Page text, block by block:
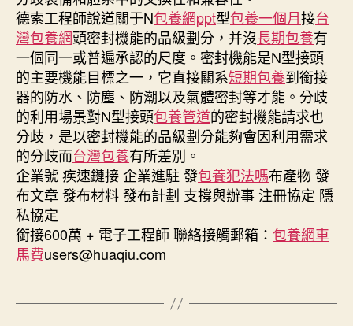
德索工程師說道關于N包養網ppt型包養一個月接台
灣包養網頭密封機能的品級劃分，并沒長期包養有
一個同一或普遍承認的尺度。密封機能是N型接頭
的主要機能目標之一，它直接關系短期包養到銜接
器的防水、防塵、防潮以及氣體密封等才能。分歧
的利用場景對N型接頭包養管道的密封機能請求也
分歧，是以密封機能的品級劃分能夠會因利用需求
的分歧而台灣包養有所差別。
企業號 疾速鏈接 企業進駐 發包養犯法嗎布產物 發
布文章 發布材料 發布計劃 支撐與辦事 注冊協定 隱
私協定
銜接600萬 + 電子工程師 聯絡接觸郵箱： 包養網車
馬費users@huaqiu.com